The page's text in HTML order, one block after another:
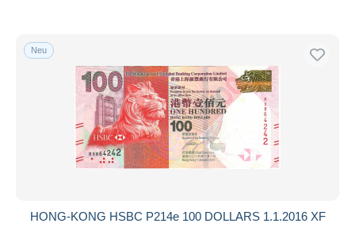
Neu
HONG-KONG HSBC P214e 100 DOLLARS 1.1.2016 XF